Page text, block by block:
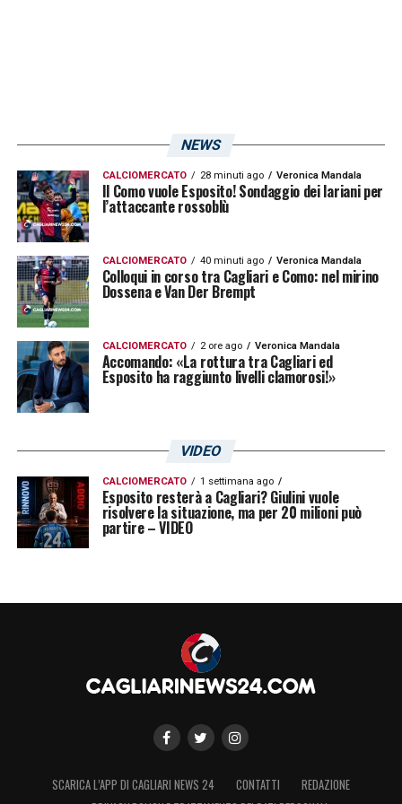
NEWS
CALCIOMERCATO 28 minuti ago Veronica Mandala
Il Como vuole Esposito! Sondaggio dei lariani per
l’attaccante rossoblù
CALCIOMERCATO 40 minuti ago Veronica Mandala
Colloqui in corso tra Cagliari e Como: nel mirino
Dossena e Van Der Brempt
CALCIOMERCATO 2 ore ago Veronica Mandala
Accomando: «La rottura tra Cagliari ed
Esposito ha raggiunto livelli clamorosi!»
VIDEO
CALCIOMERCATO 1 settimana ago
Esposito resterà a Cagliari? Giulini vuole
risolvere la situazione, ma per 20 milioni può
partire – VIDEO
SCARICA L’APP DI CAGLIARI NEWS 24 CONTATTI
REDAZIONE